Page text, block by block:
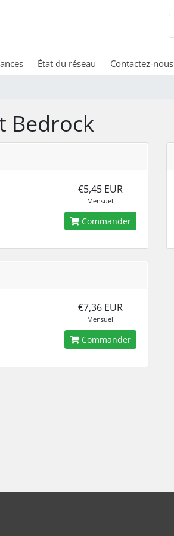
État du réseau Contactez-nous
Bedrock
€5,45 EUR
Mensuel
Commander
€7,36 EUR
Mensuel
Commander